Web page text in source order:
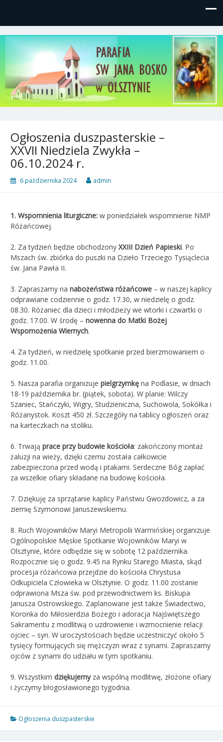
Parafia św, Jana Bosko w
Olsztynie
Gutkowo, ul. Żółkiewskiego 1
Ogłoszenia duszpasterskie –
XXVII Niedziela Zwykła –
06.10.2024 r.
6 października 2024 admin
1. Wspomnienia liturgiczne: w poniedziałek wspomnienie NMP
Różańcowej.
2. Za tydzień będzie obchodzony XXIII Dzień Papieski. Po
Mszach św. zbiórka do puszki na Dzieło Trzeciego Tysiąclecia
św. Jana Pawła II.
3. Zapraszamy na nabożeństwa różańcowe – w naszej kaplicy
odprawiane codziennie o godz. 17.30, w niedzielę o godz.
08.30. Różaniec dla dzieci i młodzieży we wtorki i czwartki o
godz. 17.00. W środę – nowenna do Matki Bożej
Wspomożenia Wiernych.
4. Za tydzień, w niedzielę spotkanie przed bierzmowaniem o
godz. 11.00.
5. Nasza parafia organizuje pielgrzymkę na Podlasie, w dniach
18-19 października br. (piątek, sobota). W planie: Wilczy
Szaniec, Stańczyki, Wigry, Studzieniczna, Suchowola, Sokółka i
Różanystok. Koszt 450 zł. Szczegóły na tablicy ogłoszeń oraz
na karteczkach na stoliku.
6. Trwają prace przy budowie kościoła: zakończony montaż
żaluzji na wieży, dzięki czemu została całkowicie
zabezpieczona przed wodą i ptakami. Serdeczne Bóg zapłać
za wszelkie ofiary składane na budowę kościoła.
7. Dziękuję za sprzątanie kaplicy Państwu Gwozdowicz, a za
ziemię Szymonowi Januszewskiemu.
8. Ruch Wojowników Maryi Metropolii Warmińskiej organizuje
Ogólnopolskie Męskie Spotkanie Wojowników Maryi w
Olsztynie, które odbędzie się w sobotę 12 października.
Rozpocznie się o godz. 9.45 na Rynku Starego Miasta, skąd
procesja różańcowa przejdzie do kościoła Chrystusa
Odkupiciela Człowieka w Olsztynie. O godz. 11.00 zostanie
odprawiona Msza św. pod przewodnictwem ks. Biskupa
Janusza Ostrowskiego. Zaplanowane jest także Świadectwo,
Koronka do Miłosierdzia Bożego i adoracja Najświętszego
Sakramentu z modlitwą o uzdrowienie i wzmocnienie relacji
ojciec – syn. W uroczystościach będzie uczestniczyć około 5
tysięcy formujących się mężczyzn wraz z synami. Zapraszamy
ojców z synami do udziału w tym spotkaniu.
9. Wszystkim dziękujemyza wspólną modlitwę, złożone ofiary
i życzymy błogosławionego tygodnia.
Ogłoszenia duszpasterskie